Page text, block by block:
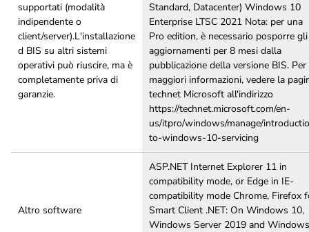
supportati (modalità
indipendente o
client/server).L'installazione
d BIS su altri sistemi
operativi può riuscire, ma è
completamente priva di
garanzie.
Standard, Datacenter) Windows 10
Enterprise LTSC 2021 Nota: per una
Pro edition, è necessario posporre gli
aggiornamenti per 8 mesi dalla
pubblicazione della versione BIS. Per
maggiori informazioni, vedere la
technet Microsoft all'indirizzo
https://technet.microsoft.com/en-
us/itpro/windows/manage/
to-windows-10-servicing
Altro software
ASP.NET Internet Explorer 11 in
compatibility mode, or Edge in IE-
compatibility mode Chrome, Firefox
Smart Client .NET: On Windows 10,
Windows Server 2019 and Windows